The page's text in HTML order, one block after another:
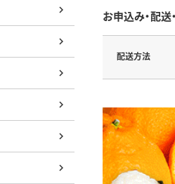
お申込み・配送
配送方法